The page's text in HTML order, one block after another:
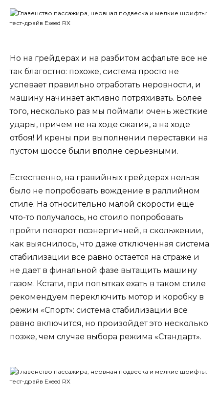
Но на грейдерах и на разбитом асфальте все не
так благостно: похоже, система просто не
успевает правильно отработать неровности, и
машину начинает активно потряхивать. Более
того, несколько раз мы поймали очень жесткие
удары, причем не на ходе сжатия, а на ходе
отбоя! И крены при выполнении переставки на
пустом шоссе были вполне серьезными.
Естественно, на гравийных грейдерах нельзя
было не попробовать вождение в раллийном
стиле. На относительно малой скорости еще
что-то получалось, но стоило попробовать
пройти поворот поэнергичней, в скольжении,
как выяснилось, что даже отключенная система
стабилизации все равно остается на страже и
не дает в финальной фазе вытащить машину
газом. Кстати, при попытках ехать в таком стиле
рекомендуем переключить мотор и коробку в
режим «Спорт»: система стабилизации все
равно включится, но произойдет это несколько
позже, чем случае выбора режима «Стандарт».